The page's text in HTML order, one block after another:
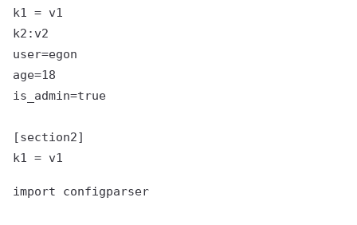
k1 = v1
k2:v2
user=egon
age=18
is_admin=true
[section2]
k1 = v1
import configparser